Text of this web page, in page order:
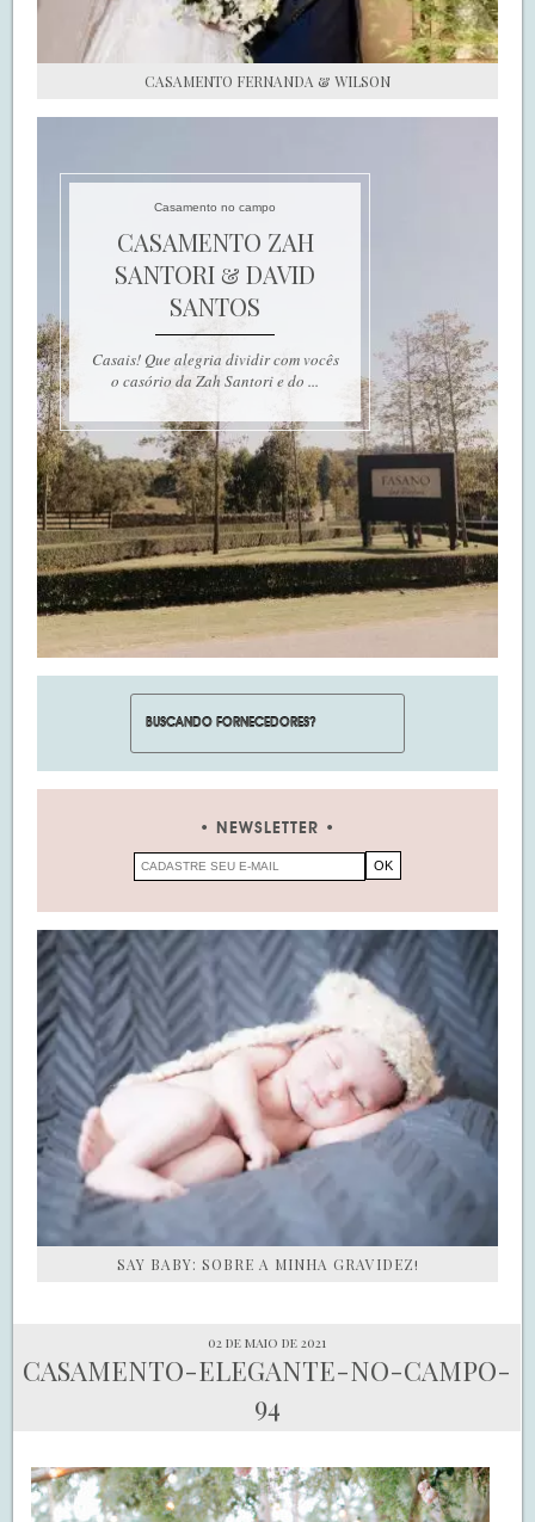
CASAMENTO FERNANDA & WILSON
Casamento no campo
CASAMENTO ZAH
SANTORI & DAVID
SANTOS
Casais! Que alegria dividir com vocês
o casório da Zah Santori e do ...
NEWSLETTER
SAY BABY: SOBRE A MINHA GRAVIDEZ!
02 de maio de 2021
CASAMENTO-ELEGANTE-NO-CAMPO-
94